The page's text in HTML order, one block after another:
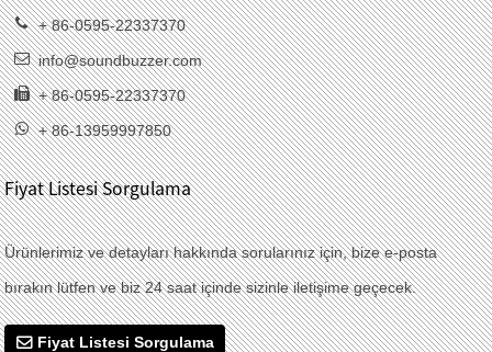
+ 86-0595-22337370
info@soundbuzzer.com
+ 86-0595-22337370
+ 86-13959997850
Fiyat Listesi Sorgulama
Ürünlerimiz ve detayları hakkında sorularınız için, bize e-posta
bırakın lütfen ve biz 24 saat içinde sizinle iletişime geçecek.
Fiyat Listesi Sorgulama